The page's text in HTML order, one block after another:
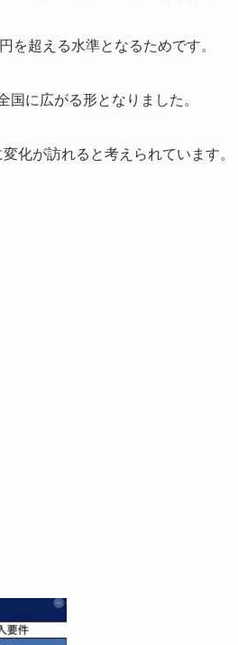
を超える水準となるためです。
に広がる形となりました。
化が訪れると考えられています。